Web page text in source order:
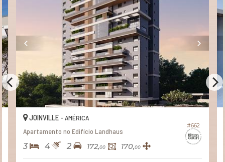
#662
JOINVILLE - AMÉRICA
Apartamento no Edifício Landhaus
3 4 2 172,00 170,00